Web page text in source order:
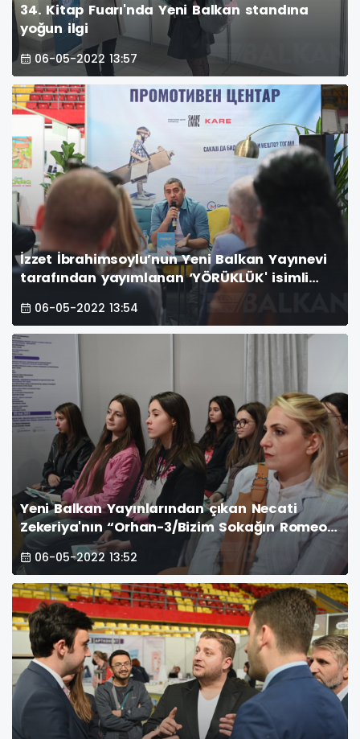
34. Kitap Fuarı'nda Yeni Balkan standına
yoğun ilgi
06-05-2022 13:57
İzzet İbrahimsoylu’nun Yeni Balkan Yayınevi
tarafından yayımlanan ‘YÖRÜKLÜK' isimli
kitabı bugün Üsküp 34. Kitap Fuarı’nda
tanıtıldı
06-05-2022 13:54
Yeni Balkan Yayınlarından çıkan Necati
Zekeriya'nın “Orhan-3/Bizim Sokağın Romeo
ve Jüliyeti” adlı kitabı fuar alanında tanıtıldı
06-05-2022 13:52